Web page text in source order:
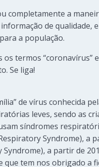
completamente a
de qualidade,
a população.
termos “coronavírus”
Se liga!
de vírus conhecida
leves, sendo as
síndromes
Syndrome),
a partir de
que tem nos obrigado